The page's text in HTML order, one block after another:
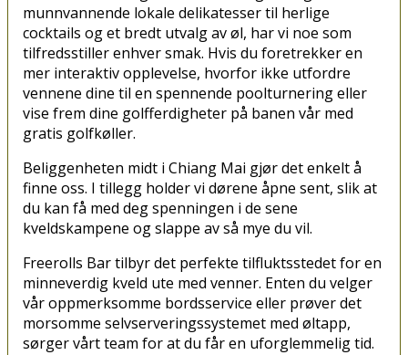
munnvannende lokale delikatesser til herlige
cocktails og et bredt utvalg av øl, har vi noe som
tilfredsstiller enhver smak. Hvis du foretrekker en
mer interaktiv opplevelse, hvorfor ikke utfordre
vennene dine til en spennende poolturnering eller
vise frem dine golfferdigheter på banen vår med
gratis golfkøller.
Beliggenheten midt i Chiang Mai gjør det enkelt å
finne oss. I tillegg holder vi dørene åpne sent, slik at
du kan få med deg spenningen i de sene
kveldskampene og slappe av så mye du vil.
Freerolls Bar tilbyr det perfekte tilfluktsstedet for en
minneverdig kveld ute med venner. Enten du velger
vår oppmerksomme bordsservice eller prøver det
morsomme selvserveringssystemet med øltapp,
sørger vårt team for at du får en uforglemmelig tid.